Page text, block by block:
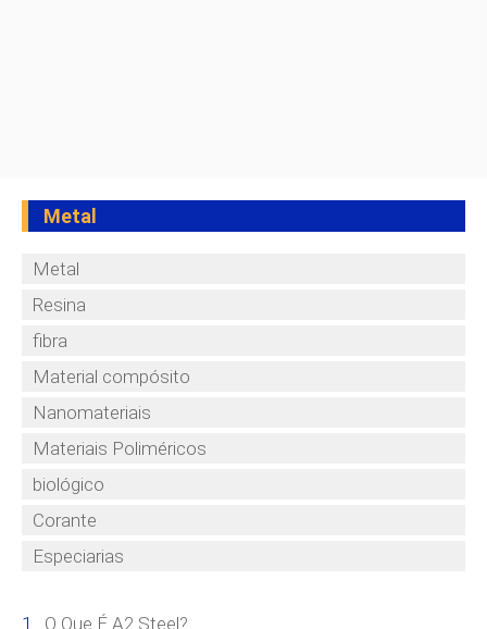
Metal
Metal
Resina
fibra
Material compósito
Nanomateriais
Materiais Poliméricos
biológico
Corante
Especiarias
O Que É A2 Steel?